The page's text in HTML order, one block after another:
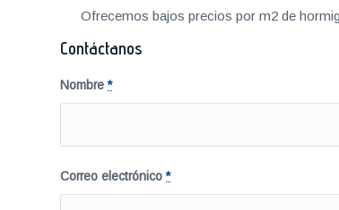
Ofrecemos bajos precios por m2 de
Contáctanos
Nombre*
Correo electrónico*